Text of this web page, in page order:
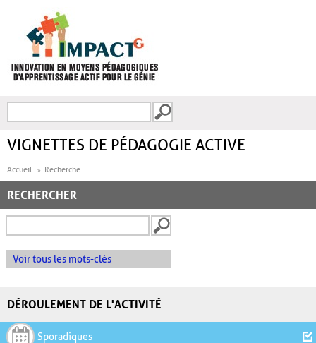
FORMULAIRE DE
VIGNETTES DE PÉDAGOGIE ACTIVE
Accueil Recherche
RECHERCHER
Voir tous les mots-clés
DÉROULEMENT DE L'ACTIVITÉ
Sporadiques